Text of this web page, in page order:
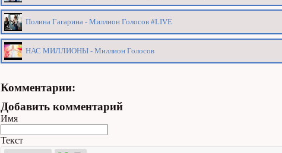
Полина Гагарина - Миллион Голосов #LIVE
НАС МИЛЛИОНЫ - Миллион Голосов
Комментарии:
Добавить комментарий
Имя
Текст